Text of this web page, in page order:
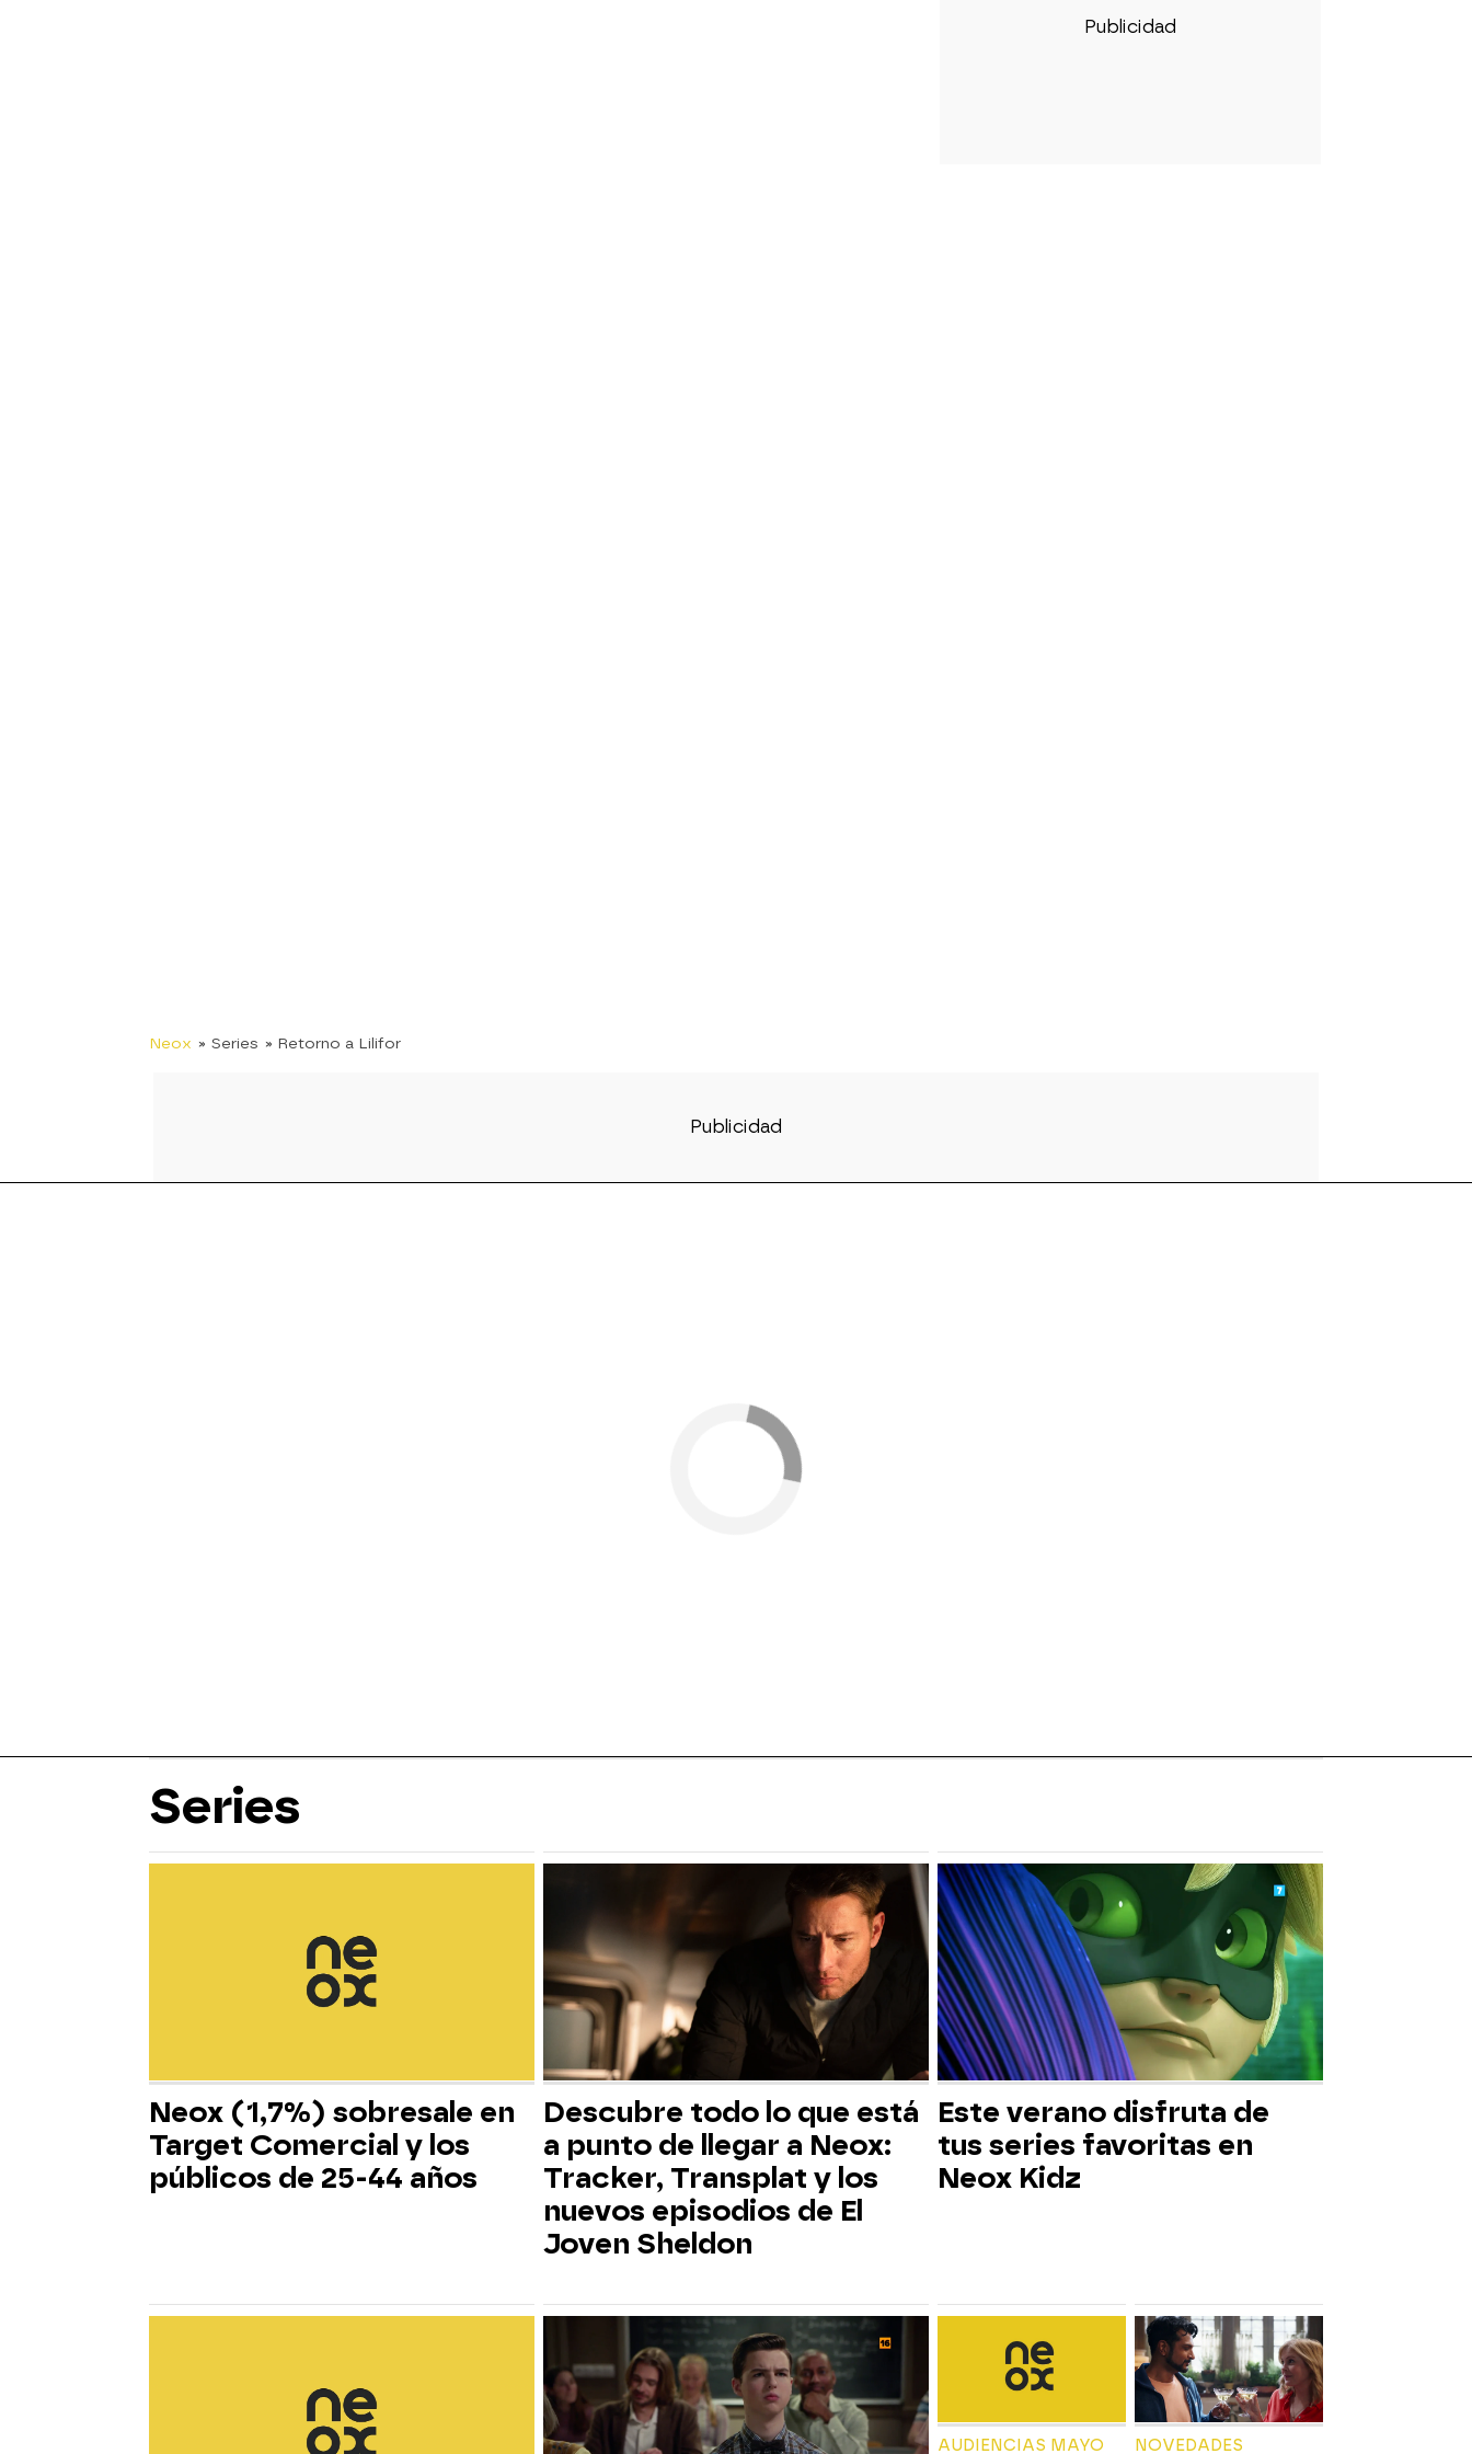
Neox » Series » Retorno a Lilifor
Series
Neox (1,7%) sobresale en
Target Comercial y los
públicos de 25-44 años
Descubre todo lo que está
a punto de llegar a Neox:
Tracker, Transplat y los
nuevos episodios de El
Joven Sheldon
Este verano disfruta de
tus series favoritas en
Neox Kidz
AUDIENCIAS MAYO NOVEDADES